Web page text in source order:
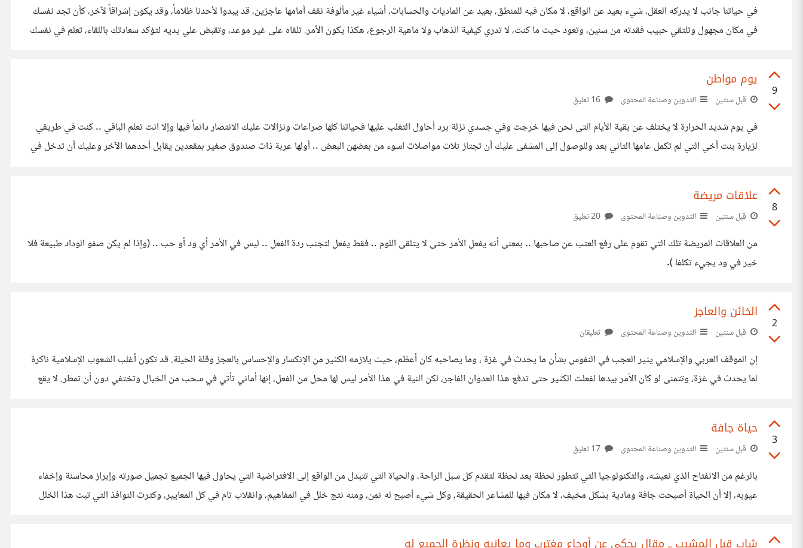
في حياتنا جانب لا يدركه العقل، شيء بعيد عن الواقع، لا مكان فيه للمنطق، بعيد عن الماديات والحسابات، أشياء غير مألوفة نقف أمامها عاجزين، قد يبدوا لأحدنا ظلاماً، وقد يكون إشراقاً لآخر، كأن تجد نفسك
في مكان مجهول وتلتقي حبيب فقدته من سنين، وتعود حيث ما كنت، لا تدري كيفية الذهاب ولا ماهية الرجوع، هكذا يكون الأمر. تلقاه على غير موعد، وتقبض علي يديه لتؤكد سعادتك باللقاء، تعلم في نفسك
9
يوم مواطن
قبل سنتين التدوين وصناعة المحتوى
في يوم شديد الحرارة لا يختلف عن بقية الأيام التى نحن فيها خرجت وفي جسدي نزلة برد أحاول التغلب عليها فحياتنا كلها صراعات ونزالات عليك الانتصار دائماً فيها وإلا انت تعلم الباقي .. كنت في طريقي
لزيارة بنت أخي التي لم تكمل عامها الثاني بعد وللوصول إلى المشفى عليك أن تجتاز ثلاث مواصلات اسوء من بعضهن البعض .. أولها عربة ذات صندوق صغير بمقعدين يقابل أحدهما الآخر وعليك أن تدخل في
8
علاقات مريضة
قبل سنتين التدوين وصناعة المحتوى
من العلاقات المريضة تلك التي تقوم على رفع العتب عن صاحبها .. بمعنى أنه يفعل الأمر حتى لا يتلقى اللوم .. فقط يفعل لتجنب ردة الفعل .. ليس في الأمر أي ود أو حب .. (وإذا لم يكن صفو الوداد طبيعة فلا
خير في ود يجيء تكلفا ).
2
الخائن والعاجز
قبل سنتين التدوين وصناعة المحتوى تعليقان
إن الموقف العربي والإسلامي يثير العجب في النفوس بشأن ما يحدث في غزة ، وما يصاحبه كان أعظم، حيث يلازمه الكثير من الإنكسار والإحساس بالعجز وقلة الحيلة. قد تكون أغلب الشعوب الإسلامية ناكرة
لما يحدث في غزة، وتتمنى لو كان الأمر بيدها لفعلت الكثير حتى تدفع هذا العدوان الفاجر، لكن النية في هذا الأمر ليس لها محل من الفعل، إنها أماني تأتي في سحب من الخيال وتختفي دون أن تمطر. لا يقع
3
حياة جافة
قبل سنتين التدوين وصناعة المحتوى
بالرغم من الانفتاح الذي نعيشه، والتكنولوجيا التي تتطور لحظة بعد لحظة لتقدم كل سبل الراحة، والحياة التي تتبدل من الواقع إلى الافتراضية التي يحاول فيها الجميع تجميل صورته وإبراز محاسنة وإخفاء
عيوبه، إلا أن الحياة أصبحت جافة ومادية بشكل مخيف، لا مكان فيها للمشاعر الحقيقة، وكل شيء أصبح له ثمن، ومنه نتج خلل في المفاهيم، وانقلاب تام في كل المعايير، وكثرت النوافذ التي تبث هذا الخلل